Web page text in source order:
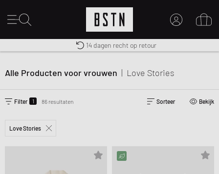
MIJN ACCOUNT
MAAK EEN ACCOUNT AAN
Gratis verzending naar NL vanaf € 100
Premium Sportswear
14 dagen recht op retour
Alle Producten voor vrouwen | Love Stories
Filter 1 86 resultaten Sorteer Bekijk
Love Stories